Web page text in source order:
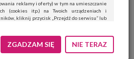
reklamy i oferty) w tym na umieszczanie
(cookies itp.) na Twoich urządzeniach i
kliknij przycisk „Przejdź do serwisu” lub
kliknij „Nie teraz”.
Możesz edytować zakres zgody, w tym
ZGADZAM SIĘ NIE TERAZ
podłoża – kiedy